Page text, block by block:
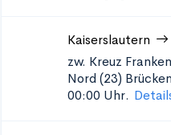
Kaiserslautern
zw. Kreuz
Nord (23)
00:00 Uhr.